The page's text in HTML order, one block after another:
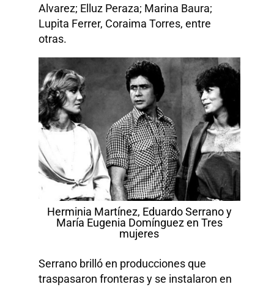
Alvarez; Elluz Peraza; Marina Baura;
Lupita Ferrer, Coraima Torres, entre
otras.
Herminia Martínez, Eduardo Serrano y
María Eugenia Domínguez en Tres
mujeres
Serrano brilló en producciones que
traspasaron fronteras y se instalaron en